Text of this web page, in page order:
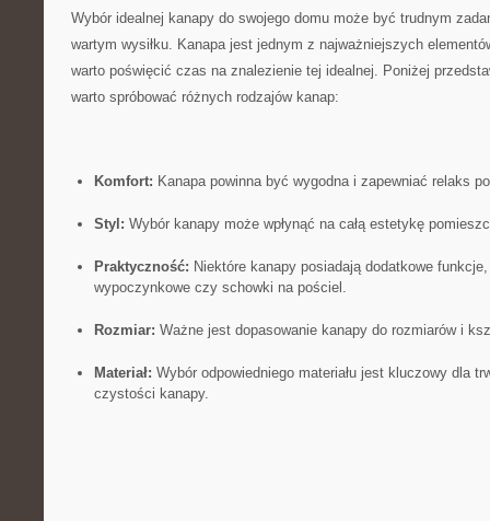
Wybór idealnej kanapy do swojego‍ domu może być trudnym
wartym wysiłku. Kanapa jest jednym‌ z najważniejszych
warto poświęcić czas na⁤ znalezienie tej idealnej. Poniżej
warto spróbować różnych rodzajów kanap:
Komfort: Kanapa powinna być wygodna ⁢i zapewniać relaks
Styl: Wybór kanapy może wpłynąć na całą estetykę
Praktyczność: Niektóre kanapy posiadają dodatkowe
wypoczynkowe czy‌ schowki na pościel.
Rozmiar: Ważne jest dopasowanie kanapy do rozmiarów i
Materiał: Wybór odpowiedniego materiału jest kluczowy dla
czystości ‍kanapy.